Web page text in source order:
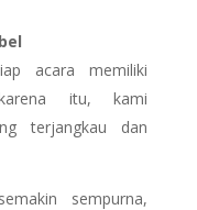
acara memiliki
itu, kami
terjangkau dan
sempurna,